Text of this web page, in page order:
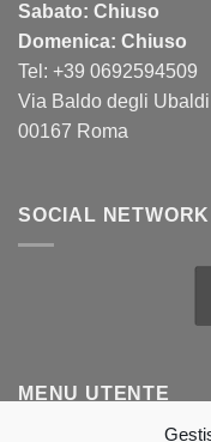
Sabato: Chiuso
Domenica: Chiuso
Tel: +39 0692594509
Via Baldo degli
00167 Roma
SOCIAL
MENU UTENTE